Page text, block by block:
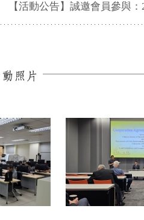
【活動公告】誠邀會員參與